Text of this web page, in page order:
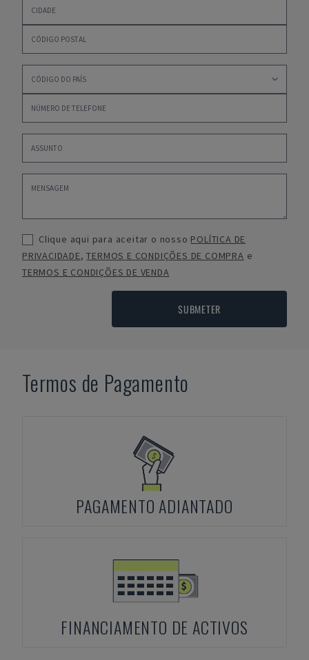
Clique aqui para aceitar o nosso POLÍTICA DE
PRIVACIDADE,TERMOS E CONDIÇÕES DE COMPRA e
TERMOS E CONDIÇÕES DE VENDA
SUBMETER
Termos de Pagamento
PAGAMENTO ADIANTADO
FINANCIAMENTO DE ACTIVOS